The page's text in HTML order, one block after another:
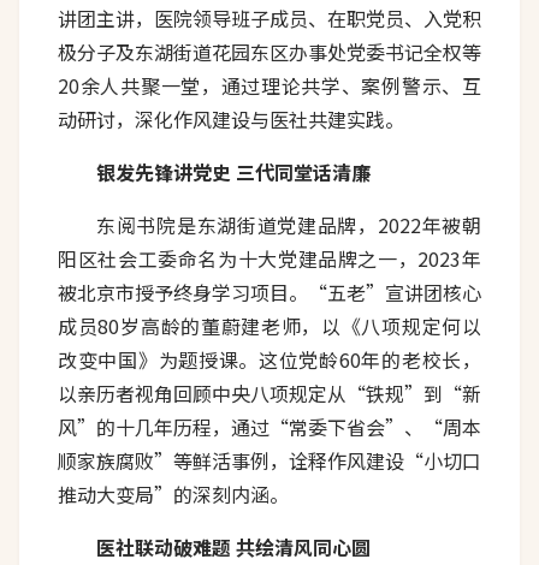
讲团主讲，医院领导班子成员、在职党员、入党积
极分子及东湖街道花园东区办事处党委书记全权等
20余人共聚一堂，通过理论共学、案例警示、互
动研讨，深化作风建设与医社共建实践。
银发先锋讲党史 三代同堂话清廉
东阅书院是东湖街道党建品牌，2022年被朝
阳区社会工委命名为十大党建品牌之一，2023年
被北京市授予终身学习项目。“五老”宣讲团核心
成员80岁高龄的董蔚建老师，以《八项规定何以
改变中国》为题授课。这位党龄60年的老校长，
以亲历者视角回顾中央八项规定从“铁规”到“新
风”的十几年历程，通过“常委下省会”、“周本
顺家族腐败”等鲜活事例，诠释作风建设“小切口
推动大变局”的深刻内涵。
医社联动破难题 共绘清风同心圆